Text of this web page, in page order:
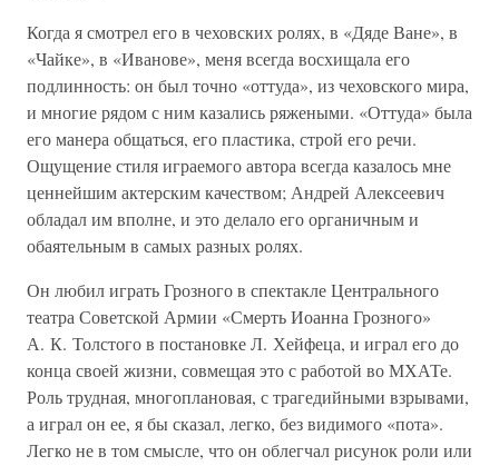
Когда я смотрел его в чеховских ролях, в «Дяде Ване», в
«Чайке», в «Иванове», меня всегда восхищала его
подлинность: он был точно «оттуда», из чеховского мира,
и многие рядом с ним казались ряжеными. «Оттуда» была
его манера общаться, его пластика, строй его речи.
Ощущение стиля играемого автора всегда казалось мне
ценнейшим актерским качеством; Андрей Алексеевич
обладал им вполне, и это делало его органичным и
обаятельным в самых разных ролях.
Он любил играть Грозного в спектакле Центрального
театра Советской Армии «Смерть Иоанна Грозного»
А. К. Толстого в постановке Л. Хейфеца, и играл его до
конца своей жизни, совмещая это с работой во МХАТе.
Роль трудная, многоплановая, с трагедийными взрывами,
а играл он ее, я бы сказал, легко, без видимого «пота».
Легко не в том смысле, что он облегчал рисунок роли или